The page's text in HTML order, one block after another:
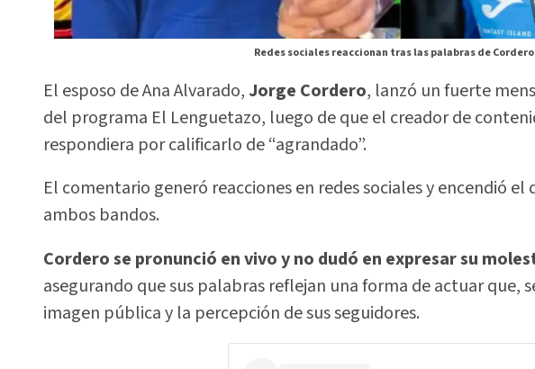
Redes sociales reaccionan tras las palabras de
El esposo de Ana Alvarado,Jorge Cordero, lanzó un fuerte
del programa El Lenguetazo, luego de que el creador de
respondiera por calificarlo de “agrandado”.
El comentario generó reacciones en redes sociales y encendió
ambos bandos.
Cordero se pronunció en vivo y no dudó en expresar su
asegurando que sus palabras reflejan una forma de actuar que,
imagen pública y la percepción de sus seguidores.